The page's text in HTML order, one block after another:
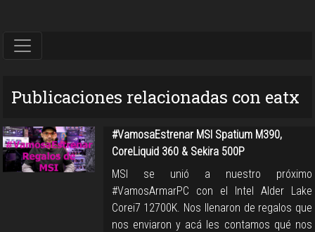
Publicaciones relacionadas con eatx
#VamosaEstrenar MSI Spatium M390,
CoreLiquid 360 & Sekira 500P
MSI se unió a nuestro próximo
#VamosArmarPC con el Intel Alder Lake
Corei7 12700K. Nos llenaron de regalos que
nos enviaron y acá les contamos qué nos